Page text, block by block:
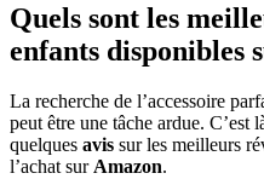
Quels sont les
enfants disponibles
La recherche de l’accessoire
peut être une tâche ardue. C’est
quelques avis sur les meilleurs
l’achat surAmazon.